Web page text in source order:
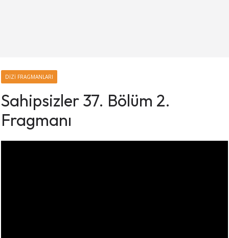
DIZI FRAGMANLARI
Sahipsizler 37. Bölüm 2.
Fragmanı